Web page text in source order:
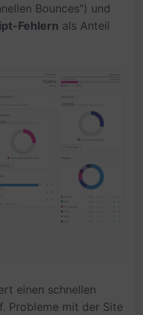
Bounces") und
Fehlern als Anteil
einen schnellen
Probleme mit der Site